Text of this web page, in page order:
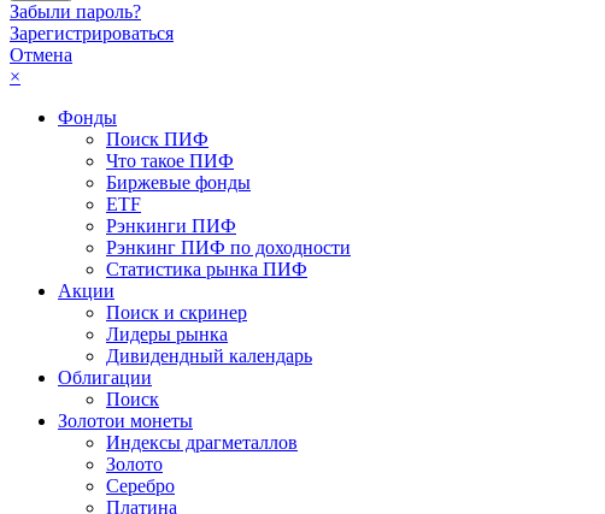
Забыли пароль?
Зарегистрироваться
Отмена
×
Фонды
Поиск ПИФ
Что такое ПИФ
Биржевые фонды
ETF
Рэнкинги ПИФ
Рэнкинг ПИФ по доходности
Статистика рынка ПИФ
Акции
Поиск и скринер
Лидеры рынка
Дивидендный календарь
Облигации
Поиск
Золотои монеты
Индексы драгметаллов
Золото
Серебро
Платина